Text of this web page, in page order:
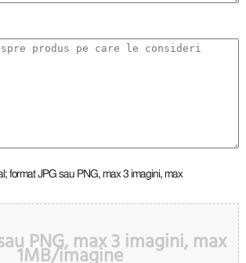
format JPG sau PNG, max 3 imagini, max
PNG, max 3 imagini, max
1MB/imagine